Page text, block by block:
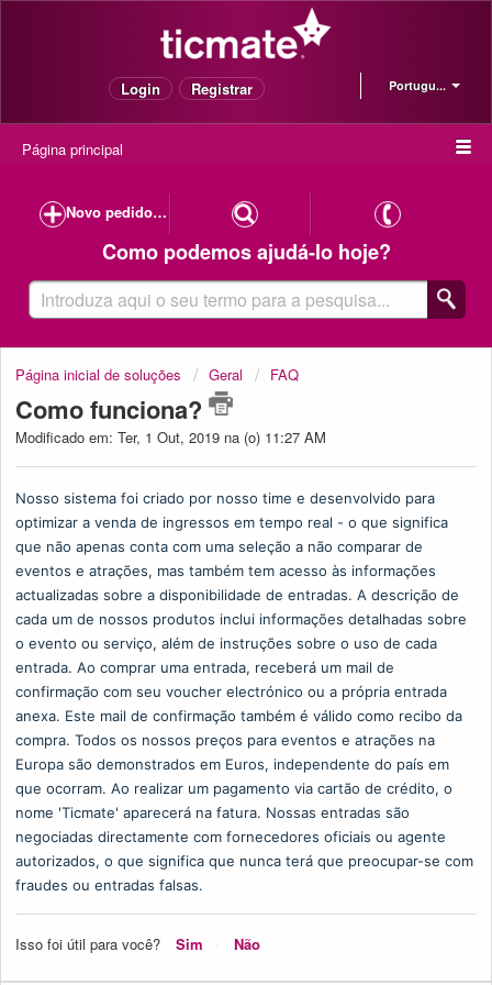
Portugu...
Login Registrar
Página principal
Novo pedido de suporte
Como podemos ajudá-lo hoje?
Página inicial de soluções Geral FAQ
Como funciona?
Modificado em: Ter, 1 Out, 2019 na (o) 11:27 AM
Nosso sistema foi criado por nosso time e desenvolvido para
optimizar a venda de ingressos em tempo real - o que significa
que não apenas conta com uma seleção a não comparar de
eventos e atrações, mas também tem acesso às informações
actualizadas sobre a disponibilidade de entradas. A descrição de
cada um de nossos produtos inclui informações detalhadas sobre
o evento ou serviço, além de instruções sobre o uso de cada
entrada. Ao comprar uma entrada, receberá um mail de
confirmação com seu voucher electrónico ou a própria entrada
anexa. Este mail de confirmação também é válido como recibo da
compra. Todos os nossos preços para eventos e atrações na
Europa são demonstrados em Euros, independente do país em
que ocorram. Ao realizar um pagamento via cartão de crédito, o
nome 'Ticmate' aparecerá na fatura. Nossas entradas são
negociadas directamente com fornecedores oficiais ou agente
autorizados, o que significa que nunca terá que preocupar-se com
fraudes ou entradas falsas.
Isso foi útil para você? Sim Não